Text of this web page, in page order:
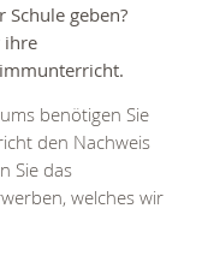
geben?
ihre
benötigen Sie
den Nachweis
Sie das
welches wir